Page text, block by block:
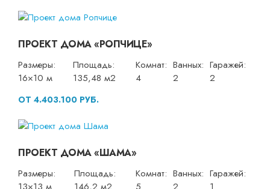
ПРОЕКТ ДОМА «РОПЧИЦЕ»
Размеры:
16×10 м
Площадь:
135,48 м2
Комнат:
4
Ванных:
2
Гаражей:
2
ОТ 4.403.100 РУБ.
ПРОЕКТ ДОМА «ШАМА»
Размеры:
13×13 м
Площадь:
146,2 м2
Комнат:
5
Ванных:
2
Гаражей:
1